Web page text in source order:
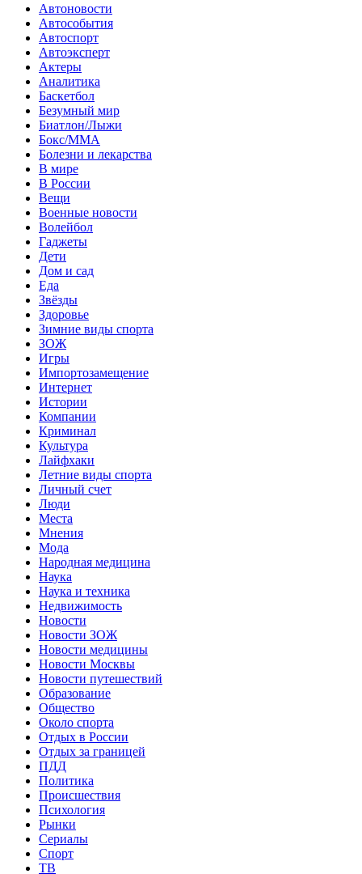
Автоновости
Автособытия
Автоспорт
Автоэксперт
Актеры
Аналитика
Баскетбол
Безумный мир
Биатлон/Лыжи
Бокс/MMA
Болезни и лекарства
В мире
В России
Вещи
Военные новости
Волейбол
Гаджеты
Дети
Дом и сад
Еда
Звёзды
Здоровье
Зимние виды спорта
ЗОЖ
Игры
Импортозамещение
Интернет
Истории
Компании
Криминал
Культура
Лайфхаки
Летние виды спорта
Личный счет
Люди
Места
Мнения
Мода
Народная медицина
Наука
Наука и техника
Недвижимость
Новости
Новости ЗОЖ
Новости медицины
Новости Москвы
Новости путешествий
Образование
Общество
Около спорта
Отдых в России
Отдых за границей
ПДД
Политика
Происшествия
Психология
Рынки
Сериалы
Спорт
ТВ